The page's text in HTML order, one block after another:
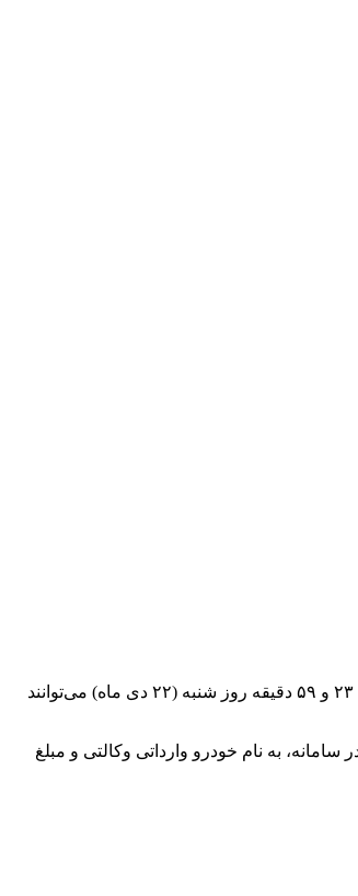
ارتباط فردا: کلیه افراد واجد شرایط در ماده ۴ دستورالعمل تنظیم بازار خودرو سواری (مصوبه جلسه ۵۴۳ شورای رقابت) از روز دوشنبه (۱۷ دی ماه) تا ساعت ۲۳ و ۵۹ دقیقه روز شنبه (۲۲ دی ماه) می‌توانند
واجد شرایط اعلامی در سامانه، به نام خودرو وارداتی وکالتی و مبلغ